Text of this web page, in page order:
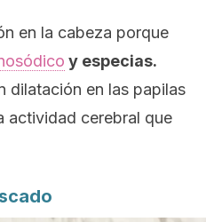
en la cabeza porque
y especias.
dilatación en las papilas
actividad cerebral que